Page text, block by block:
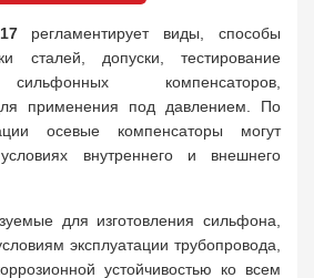
регламентирует виды, способы
сталей, допуски, тестирование
компенсаторов,
применения под давлением. По
осевые компенсаторы могут
внутреннего и внешнего
для изготовления сильфона,
эксплуатации трубопровода,
устойчивостью ко всем